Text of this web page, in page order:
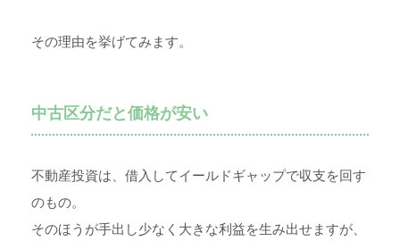
その理由を挙げてみます。
中古区分だと価格が安い
不動産投資は、借入してイールドギャップで収支を回す
のもの。
そのほうが手出し少なく大きな利益を生み出せますが、